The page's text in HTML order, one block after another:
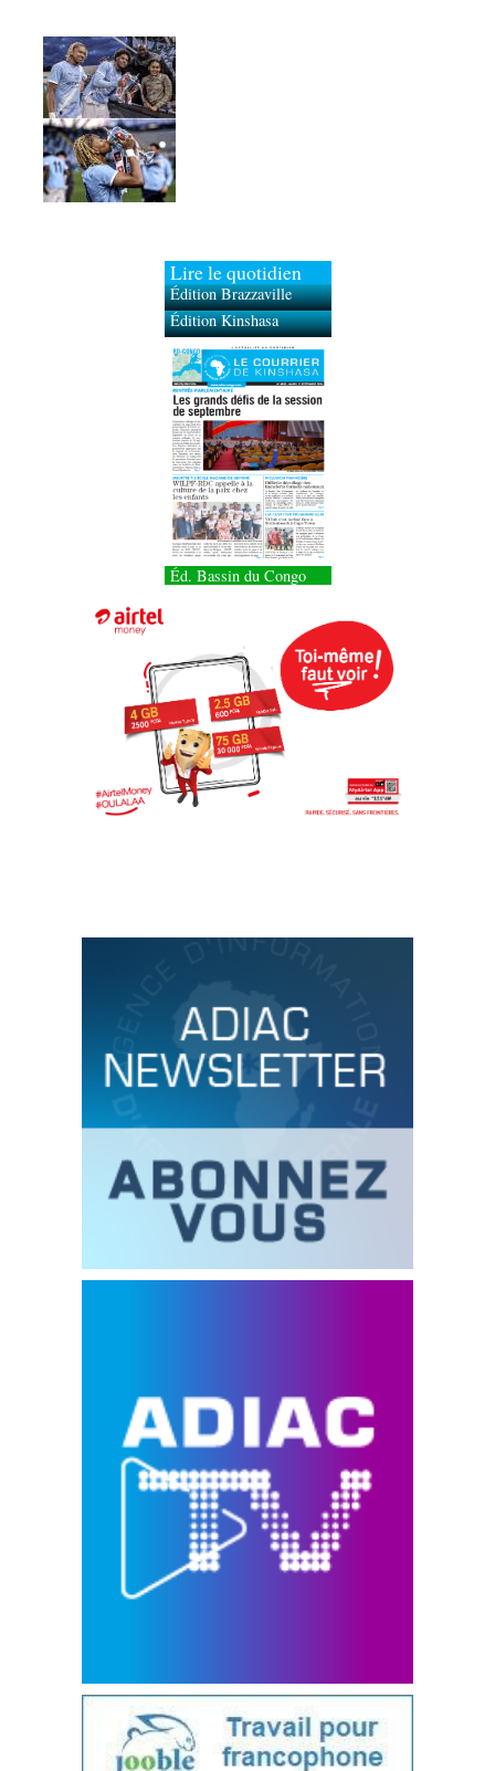
Lire le quotidien
Édition Brazzaville
Édition Kinshasa
Éd. Bassin du Congo